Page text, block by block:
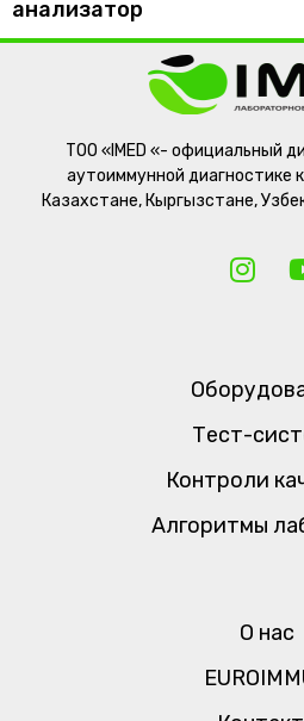
анализатор
ТОО «IMED «- официальный
аутоиммунной диагностике
Казахстане, Кыргызстане,
Тест-
Контроли
Алгоритмы
О нас